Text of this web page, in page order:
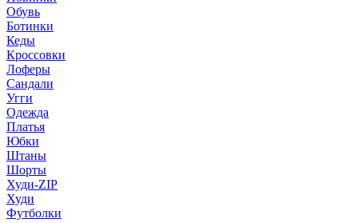
Обувь
Ботинки
Кеды
Кроссовки
Лоферы
Сандали
Угги
Одежда
Платья
Юбки
Штаны
Шорты
Худи-ZIP
Худи
Футболки